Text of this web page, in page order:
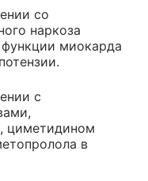
со
наркоза
миокарда
с
циметидином
в